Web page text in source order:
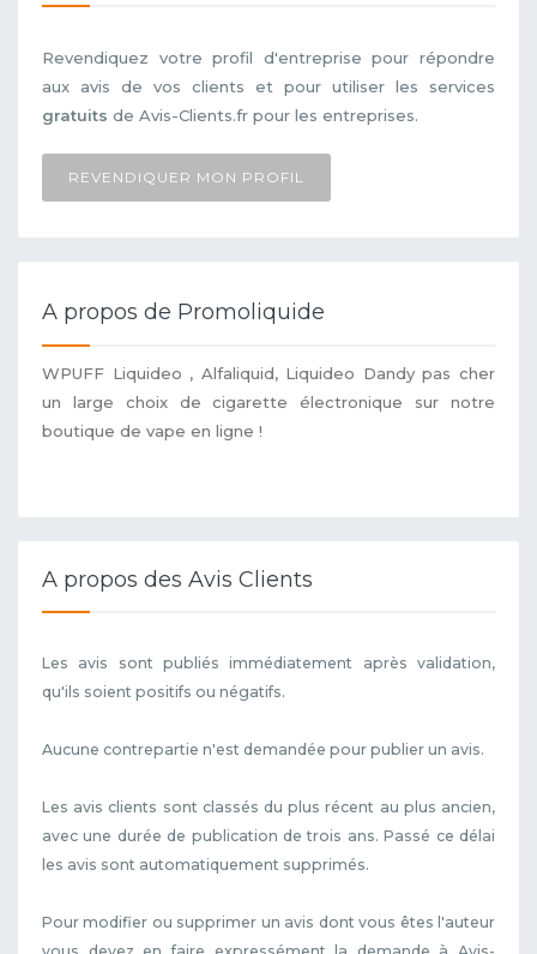
Revendiquez votre profil d'entreprise pour répondre
aux avis de vos clients et pour utiliser les services
gratuits de Avis-Clients.fr pour les entreprises.
REVENDIQUER MON PROFIL
A propos de Promoliquide
WPUFF Liquideo , Alfaliquid, Liquideo Dandy pas cher
un large choix de cigarette électronique sur notre
boutique de vape en ligne !
A propos des Avis Clients
Les avis sont publiés immédiatement après validation,
qu'ils soient positifs ou négatifs.
Aucune contrepartie n'est demandée pour publier un avis.
Les avis clients sont classés du plus récent au plus ancien,
avec une durée de publication de trois ans. Passé ce délai
les avis sont automatiquement supprimés.
Pour modifier ou supprimer un avis dont vous êtes l'auteur